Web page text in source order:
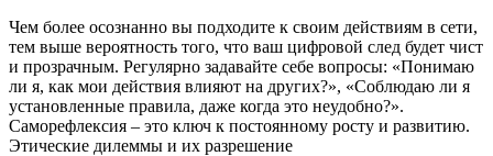
Чем более осознанно вы подходите к своим действиям в сети,
тем выше вероятность того, что ваш цифровой след будет чист
и прозрачным. Регулярно задавайте себе вопросы: «Понимаю
ли я, как мои действия влияют на других?», «Соблюдаю ли я
установленные правила, даже когда это неудобно?».
Саморефлексия – это ключ к постоянному росту и развитию.
Этические дилеммы и их разрешение